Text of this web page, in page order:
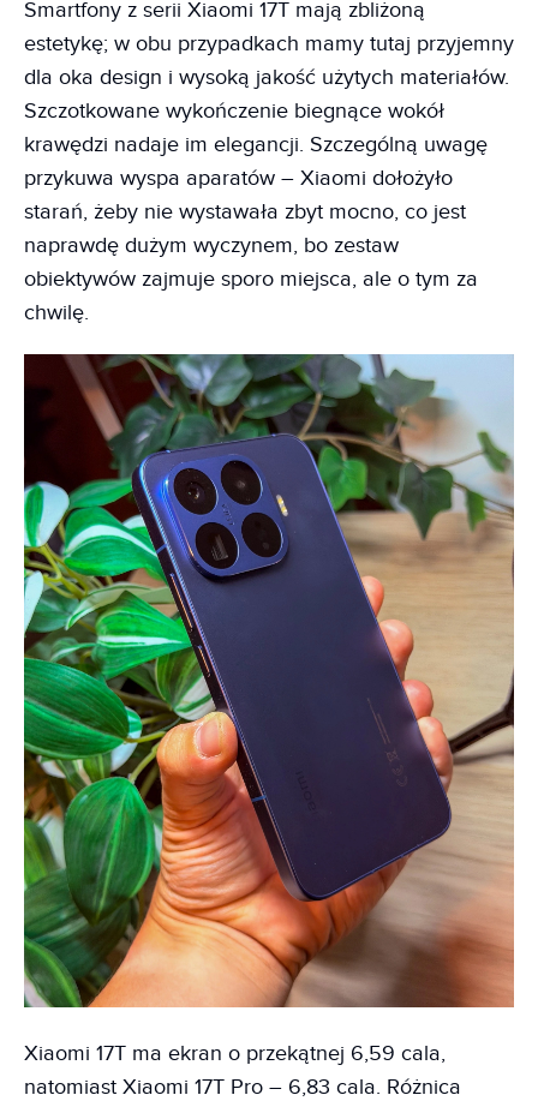
Smartfony z serii Xiaomi 17T mają zbliżoną
estetykę; w obu przypadkach mamy tutaj przyjemny
dla oka design i wysoką jakość użytych materiałów.
Szczotkowane wykończenie biegnące wokół
krawędzi nadaje im elegancji. Szczególną uwagę
przykuwa wyspa aparatów – Xiaomi dołożyło
starań, żeby nie wystawała zbyt mocno, co jest
naprawdę dużym wyczynem, bo zestaw
obiektywów zajmuje sporo miejsca, ale o tym za
chwilę.
Xiaomi 17T ma ekran o przekątnej 6,59 cala,
natomiast Xiaomi 17T Pro – 6,83 cala. Różnica